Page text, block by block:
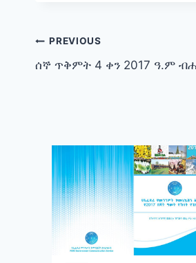
Post
navigation
PREVIOUS
ሰኞ ጥቅምት 4 ቀን 2017 ዓ.ም